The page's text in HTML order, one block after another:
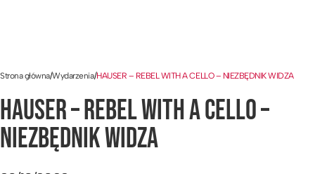
Strona główna/Wydarzenia/HAUSER – REBEL WITH A CELLO – NIEZBĘDNIK WIDZA
HAUSER – REBEL WITH A CELLO –
NIEZBĘDNIK WIDZA